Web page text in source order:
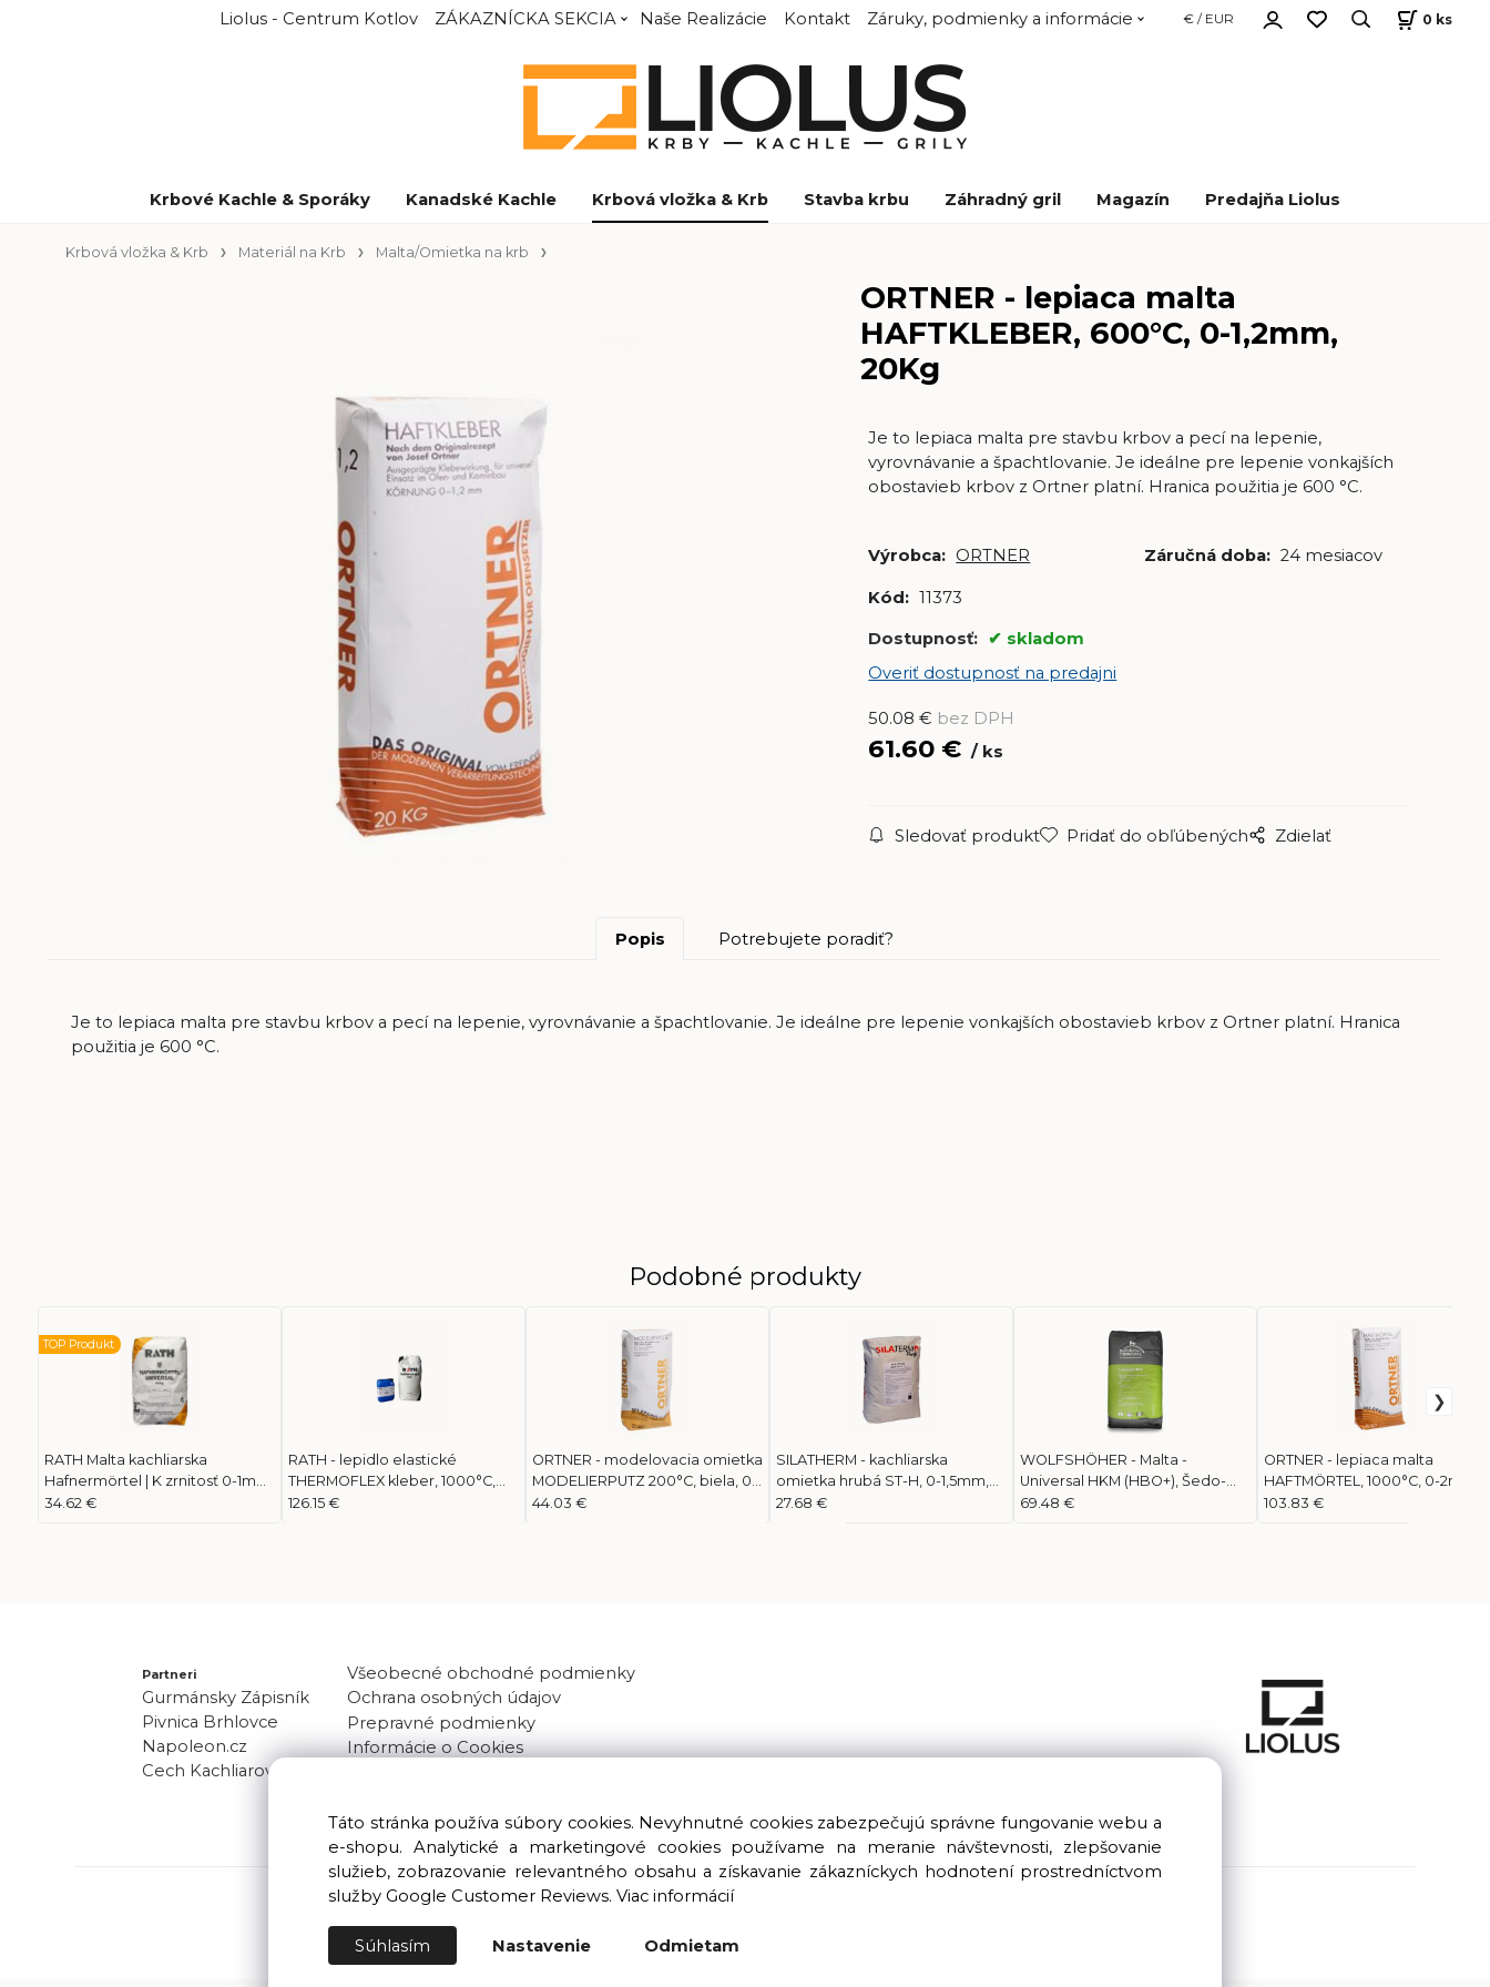
Liolus - Centrum Kotlov ZÁKAZNÍCKA SEKCIA Naše Realizácie Kontakt Záruky, podmienky a informácie € / EUR 0 ks
Krbové Kachle & Sporáky Kanadské Kachle Krbová vložka & Krb Stavba krbu Záhradný gril Magazín Predajňa Liolus
Krbová vložka & Krb Materiál na Krb Malta/Omietka na krb
ORTNER - lepiaca malta
HAFTKLEBER, 600°C, 0-1,2mm,
20Kg
Je to lepiaca malta pre stavbu krbov a pecí na lepenie,
vyrovnávanie a špachtlovanie. Je ideálne pre lepenie vonkajších
obostavieb krbov z Ortner platní. Hranica použitia je 600 °C.
Výrobca: ORTNER Záručná doba: 24 mesiacov
Kód: 11373
Dostupnosť:
skladom
Overiť dostupnosť na predajni
50.08 € bez DPH
61.60 € ks
Sledovať produkt Pridať do obľúbených Zdielať
Popis Potrebujete poradiť?
Je to lepiaca malta pre stavbu krbov a pecí na lepenie, vyrovnávanie a špachtlovanie. Je ideálne pre lepenie vonkajších obostavieb krbov z Ortner platní. Hranica
použitia je 600 °C.
Podobné produkty
RATH Malta kachliarska
Hafnermörtel | K zrnitosť 0-1mm,
25kg, keramická väzba
TOP Produkt
34.62 €
RATH - lepidlo elastické
THERMOFLEX kleber, 1000°C,
21Kg (15+6)
126.15 €
ORTNER - modelovacia omietka
MODELIERPUTZ 200°C, biela, 0-
1mm, 20kg
44.03 €
SILATHERM - kachliarska
omietka hrubá ST-H, 0-1,5mm,
25kg
27.68 €
WOLFSHÖHER - Malta -
Universal HKM (HBO+), Šedo-
Hnedá (Zrznitosť 0-1 mm),
69.48 €
ORTNER - lepiaca malta
HAFTMÖRTEL, 1000°C, 0-2mm,
šedá, 20Kg
103.83 €
Partneri
Gurmánsky Zápisník
Pivnica Brhlovce
Napoleon.cz
Cech Kachliarov
Všeobecné obchodné podmienky
Ochrana osobných údajov
Prepravné podmienky
Informácie o Cookies
Copyright © 2016 – 2026 LIOLUS s.r.o. Všetky práva vyhradené.
Ku Bratke 11, Levice, 934 05
Táto stránka používa súbory cookies. Nevyhnutné cookies zabezpečujú správne fungovanie webu a
e-shopu. Analytické a marketingové cookies používame na meranie návštevnosti, zlepšovanie
služieb, zobrazovanie relevantného obsahu a získavanie zákazníckych hodnotení prostredníctvom
služby Google Customer Reviews. Viac informácií
Súhlasím Nastavenie Odmietam